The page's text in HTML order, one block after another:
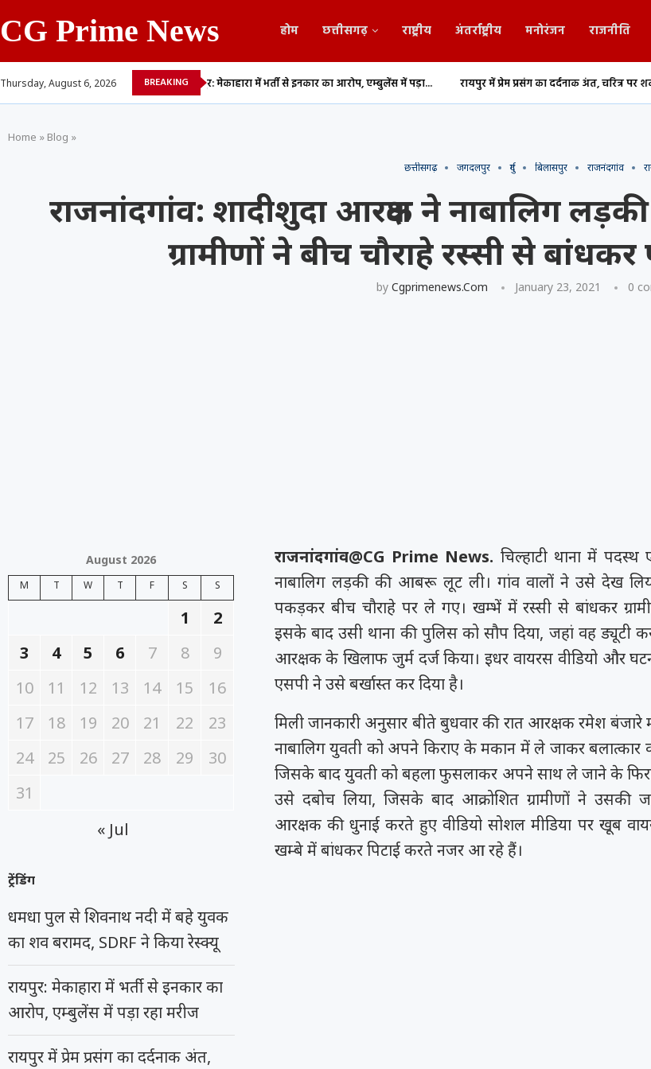
CG Prime News होम छत्तीसगढ़ राष्ट्रीय अंतर्राष्ट्रीय मनोरंजन राजनीति
Thursday, August 6, 2026 BREAKING
शव बरामद,... रायपुर: मेकाहारा में भर्ती से इनकार का आरोप, एम्बुलेंस में पड़ा... रायपुर में प्रेम प्रसंग का दर्दनाक अंत, चरित्र पर शक में... अभिनेता
Home » Blog »
छत्तीसगढ़ जगदलपुर दुर्ग बिलासपुर राजनंदगांव
राजनांदगांव: शादीशुदा आरक्षक ने नाबालिग
ग्रामीणों ने बीच चौराहे रस्सी से बांधकर
by Cgprimenews.com January 23, 2021 0
राजनांदगांव@CG Prime News. चिल्हाटी थाना में
नाबालिग लड़की की आबरू लूट ली। गांव वालों ने उसे देख
पकड़कर बीच चौराहे पर ले गए। खम्भें में रस्सी से बांधकर
इसके बाद उसी थाना की पुलिस को सौप दिया, जहां वह ड्यूटी
आरक्षक के खिलाफ जुर्म दर्ज किया। इधर वायरस वीडियो और
एसपी ने उसे बर्खास्त कर दिया है।
मिली जानकारी अनुसार बीते बुधवार की रात आरक्षक रमेश
नाबालिग युवती को अपने किराए के मकान में ले जाकर बलात्कार
जिसके बाद युवती को बहला फुसलाकर अपने साथ ले जाने के
उसे दबोच लिया, जिसके बाद आक्रोशित ग्रामीणों ने उसकी
आरक्षक की धुनाई करते हुए वीडियो सोशल मीडिया पर खूब
खम्बे में बांधकर पिटाई करते नजर आ रहे हैं।
August 2026
M T W T F S S
1
2
3
4 5 6 7 8
9
10
11 12 13 14 15
16
17
18 19 20 21 22
23
24
25 26 27 28 29
30
31
« Jul
ट्रेंडिंग
धमधा पुल से शिवनाथ नदी में बहे युवक
का शव बरामद, SDRF ने किया रेस्क्यू
रायपुर: मेकाहारा में भर्ती से इनकार का
आरोप, एम्बुलेंस में पड़ा रहा मरीज
रायपुर में प्रेम प्रसंग का दर्दनाक अंत,